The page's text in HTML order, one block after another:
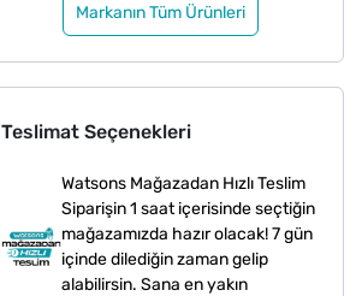
Markanın Tüm Ürünleri
Teslimat Seçenekleri
Watsons Mağazadan Hızlı Teslim
Siparişin 1 saat içerisinde seçtiğin
mağazamızda hazır olacak! 7 gün
içinde dilediğin zaman gelip
alabilirsin. Sana en yakın